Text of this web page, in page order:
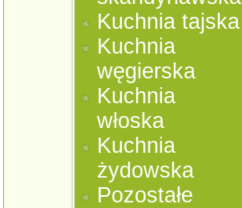
Kuchnia tajska
Kuchnia
węgierska
Kuchnia
włoska
Kuchnia
żydowska
Pozostałe